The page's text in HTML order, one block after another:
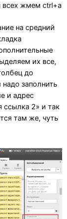
всех жмем ctrl+a
на средний
их все,
до
заполнить
и адрес
ссылка 2» и так
там же, чуть